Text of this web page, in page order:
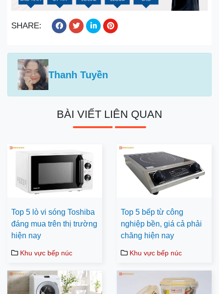
SHARE:
Thanh Tuyền
BÀI VIẾT LIÊN QUAN
Top 5 lò vi sóng Toshiba
đáng mua trên thị trường
hiện nay
Khu vực bếp núc
Top 5 bếp từ công
nghiệp bền, giá cả phải
chăng hiện nay
Khu vực bếp núc